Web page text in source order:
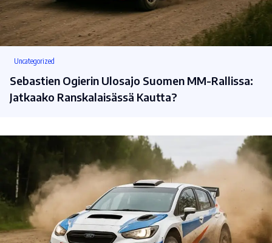
Uncategorized
Sebastien Ogierin Ulosajo Suomen MM-Rallissa:
Jatkaako Ranskalaisässä Kautta?